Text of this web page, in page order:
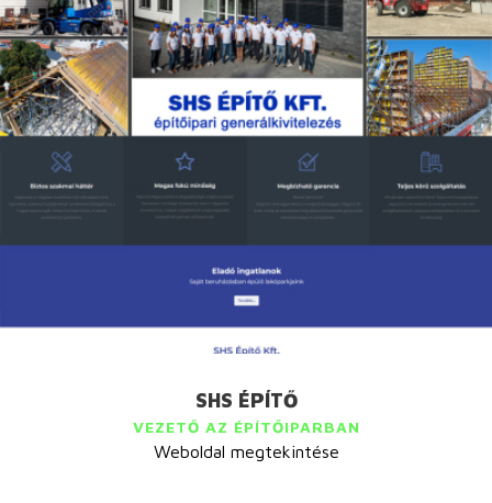
SHS ÉPÍTŐ
VEZETŐ AZ ÉPÍTŐIPARBAN
Weboldal megtekintése